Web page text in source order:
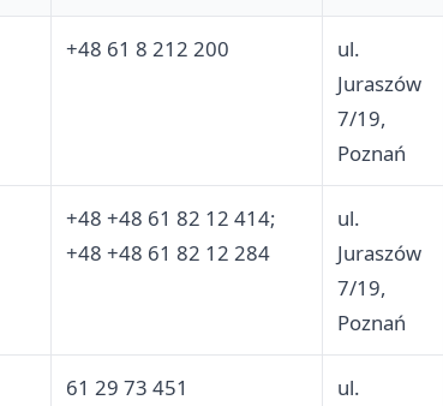
+48 61 8 212 200
ul.
Juraszów
7/19,
Poznań
+48 +48 61 82 12 414;
+48 +48 61 82 12 284
ul.
Juraszów
7/19,
Poznań
61 29 73 451
ul.